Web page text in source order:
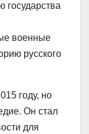
государства
военные
русского
году, но
Он стал
для